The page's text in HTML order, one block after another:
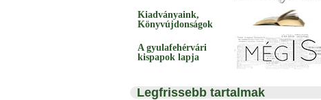
Kiadványaink,
Könyvújdonságok
A gyulafehérvári
kispapok lapja
Legfrissebb tartalmak